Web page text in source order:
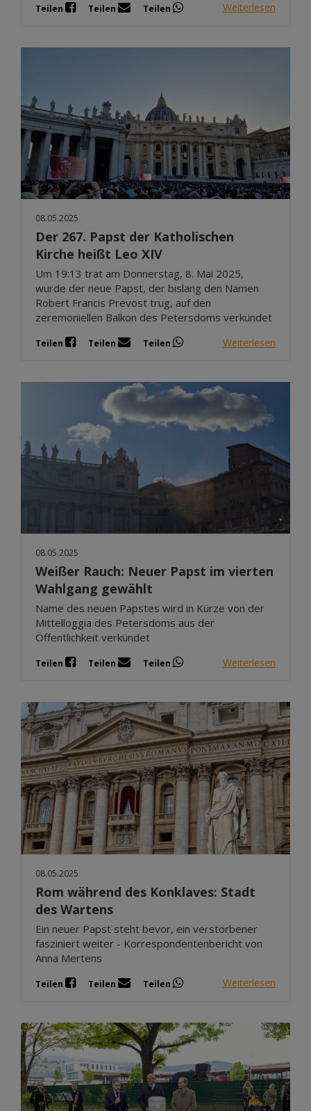
Teilen Teilen Teilen Weiterlesen
08.05.2025
Der 267. Papst der Katholischen
Kirche heißt Leo XIV
Um 19:13 trat am Donnerstag, 8. Mai 2025,
wurde der neue Papst, der bislang den Namen
Robert Francis Prevost trug, auf den
zeremoniellen Balkon des Petersdoms verkündet
Teilen Teilen Teilen Weiterlesen
08.05.2025
Weißer Rauch: Neuer Papst im vierten
Wahlgang gewählt
Name des neuen Papstes wird in Kürze von der
Mittelloggia des Petersdoms aus der
Öffentlichkeit verkündet
Teilen Teilen Teilen Weiterlesen
08.05.2025
Rom während des Konklaves: Stadt
des Wartens
Ein neuer Papst steht bevor, ein verstorbener
fasziniert weiter - Korrespondentenbericht von
Anna Mertens
Teilen Teilen Teilen Weiterlesen